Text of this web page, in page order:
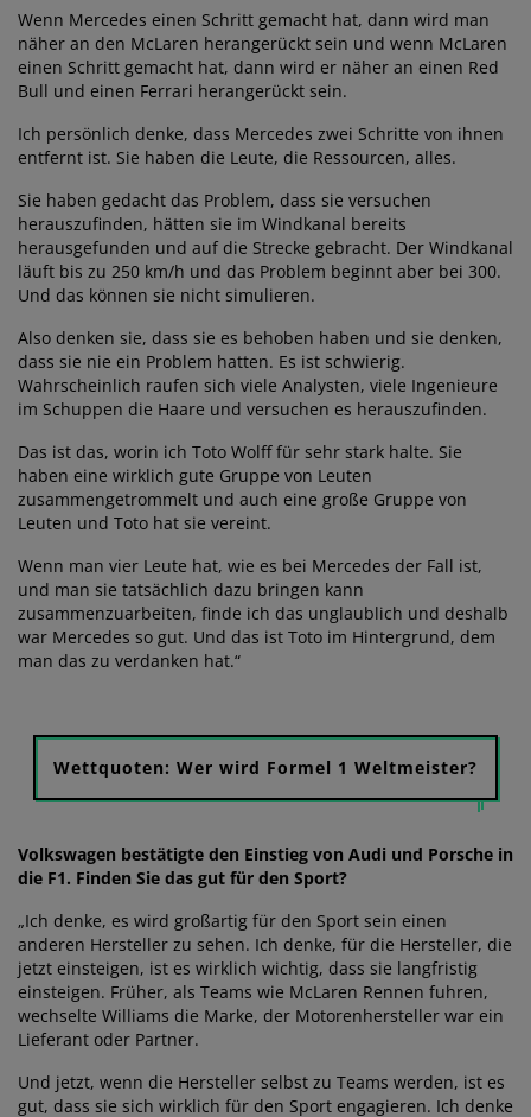
Wenn Mercedes einen Schritt gemacht hat, dann wird man
näher an den McLaren herangerückt sein und wenn McLaren
einen Schritt gemacht hat, dann wird er näher an einen Red
Bull und einen Ferrari herangerückt sein.
Ich persönlich denke, dass Mercedes zwei Schritte von ihnen
entfernt ist. Sie haben die Leute, die Ressourcen, alles.
Sie haben gedacht das Problem, dass sie versuchen
herauszufinden, hätten sie im Windkanal bereits
herausgefunden und auf die Strecke gebracht. Der Windkanal
läuft bis zu 250 km/h und das Problem beginnt aber bei 300.
Und das können sie nicht simulieren.
Also denken sie, dass sie es behoben haben und sie denken,
dass sie nie ein Problem hatten. Es ist schwierig.
Wahrscheinlich raufen sich viele Analysten, viele Ingenieure
im Schuppen die Haare und versuchen es herauszufinden.
Das ist das, worin ich Toto Wolff für sehr stark halte. Sie
haben eine wirklich gute Gruppe von Leuten
zusammengetrommelt und auch eine große Gruppe von
Leuten und Toto hat sie vereint.
Wenn man vier Leute hat, wie es bei Mercedes der Fall ist,
und man sie tatsächlich dazu bringen kann
zusammenzuarbeiten, finde ich das unglaublich und deshalb
war Mercedes so gut. Und das ist Toto im Hintergrund, dem
man das zu verdanken hat.“
Wettquoten: Wer wird Formel 1 Weltmeister?
Volkswagen bestätigte den Einstieg von Audi und Porsche in
die F1. Finden Sie das gut für den Sport?
„Ich denke, es wird großartig für den Sport sein einen
anderen Hersteller zu sehen. Ich denke, für die Hersteller, die
jetzt einsteigen, ist es wirklich wichtig, dass sie langfristig
einsteigen. Früher, als Teams wie McLaren Rennen fuhren,
wechselte Williams die Marke, der Motorenhersteller war ein
Lieferant oder Partner.
Und jetzt, wenn die Hersteller selbst zu Teams werden, ist es
gut, dass sie sich wirklich für den Sport engagieren. Ich denke